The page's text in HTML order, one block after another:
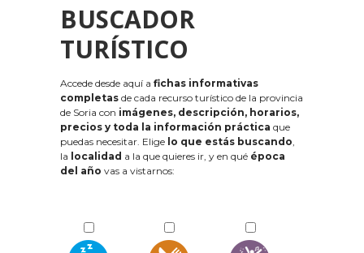
BUSCADOR
TURÍSTICO
Accede desde aquí a fichas informativas
completas de cada recurso turístico de la provincia
de Soria con imágenes, descripción, horarios,
precios y toda la información práctica que
puedas necesitar. Elige lo que estás buscando,
la localidad a la que quieres ir, y en qué época
del año vas a vistarnos: